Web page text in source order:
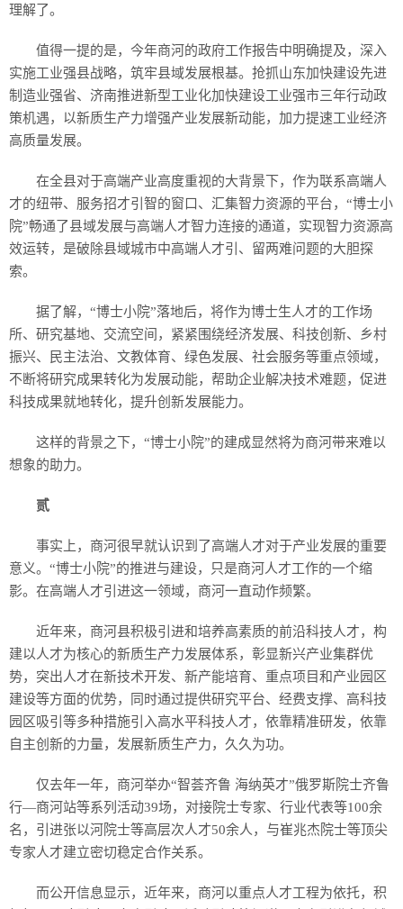
理解了。
值得一提的是，今年商河的政府工作报告中明确提及，深入
实施工业强县战略，筑牢县域发展根基。抢抓山东加快建设先进
制造业强省、济南推进新型工业化加快建设工业强市三年行动政
策机遇，以新质生产力增强产业发展新动能，加力提速工业经济
高质量发展。
在全县对于高端产业高度重视的大背景下，作为联系高端人
才的纽带、服务招才引智的窗口、汇集智力资源的平台，“博士小
院”畅通了县域发展与高端人才智力连接的通道，实现智力资源高
效运转，是破除县域城市中高端人才引、留两难问题的大胆探
索。
据了解，“博士小院”落地后，将作为博士生人才的工作场
所、研究基地、交流空间，紧紧围绕经济发展、科技创新、乡村
振兴、民主法治、文教体育、绿色发展、社会服务等重点领域，
不断将研究成果转化为发展动能，帮助企业解决技术难题，促进
科技成果就地转化，提升创新发展能力。
这样的背景之下，“博士小院”的建成显然将为商河带来难以
想象的助力。
贰
事实上，商河很早就认识到了高端人才对于产业发展的重要
意义。“博士小院”的推进与建设，只是商河人才工作的一个缩
影。在高端人才引进这一领域，商河一直动作频繁。
近年来，商河县积极引进和培养高素质的前沿科技人才，构
建以人才为核心的新质生产力发展体系，彰显新兴产业集群优
势，突出人才在新技术开发、新产能培育、重点项目和产业园区
建设等方面的优势，同时通过提供研究平台、经费支撑、高科技
园区吸引等多种措施引入高水平科技人才，依靠精准研发，依靠
自主创新的力量，发展新质生产力，久久为功。
仅去年一年，商河举办“智荟齐鲁 海纳英才”俄罗斯院士齐鲁
行—商河站等系列活动39场，对接院士专家、行业代表等100余
名，引进张以河院士等高层次人才50余人，与崔兆杰院士等顶尖
专家人才建立密切稳定合作关系。
而公开信息显示，近年来，商河以重点人才工程为依托，积